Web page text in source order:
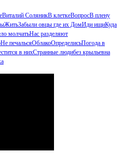
Виталий СоляникВ клеткеВопросВ плену
ЖитьЗабыли овцы где их ДомИди ищиКуда
молчатьНас разделяют
Не печальсяОблакоОпределисьПогода в
в нихСтранные людибез крыльевна